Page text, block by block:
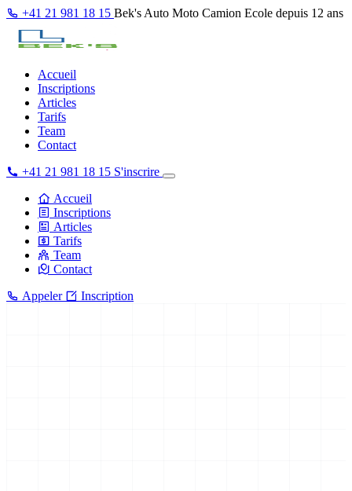
+41 21 981 18 15 Bek's Auto Moto Camion Ecole depuis 12 ans
Accueil
Inscriptions
Articles
Tarifs
Team
Contact
+41 21 981 18 15 S'inscrire
Accueil
Inscriptions
Articles
Tarifs
Team
Contact
Appeler
Inscription